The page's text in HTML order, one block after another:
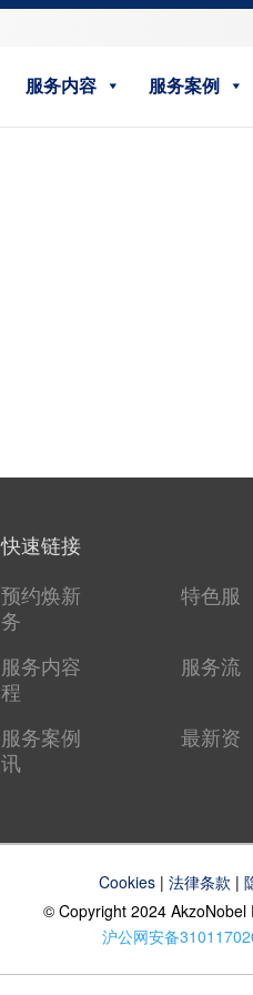
服务内容 服务案例
快速链接
预约焕新
特色服
务
服务内容
服务流
程
服务案例
最新资
讯
Cookies| 法律条款 |
© Copyright 2024
沪公网安备